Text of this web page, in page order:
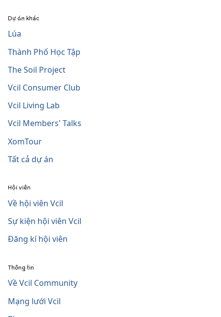
Dự án khác
Lúa
Thành Phố Học Tập
The Soil Project
Vcil Consumer Club
Vcil Living Lab
Vcil Members' Talks
XomTour
Tất cả dự án
Hội viên
Về hội viên Vcil
Sự kiện hội viên Vcil
Đăng kí hội viên
Thông tin
Về Vcil Community
Mạng lưới Vcil